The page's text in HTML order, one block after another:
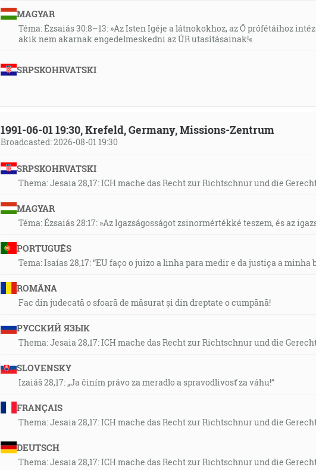
MAGYAR
Téma: Ézsaiás 30:8–13: »Az Isten Igéje a látnokokhoz, az Ő prófétáihoz
akik nem akarnak engedelmeskedni az ÚR utasításainak!«
SRPSKOHRVATSKI
1991-06-01 19:30, Krefeld, Germany, Missions-Zentrum
Broadcasted: 2026-08-01 19:30
SRPSKOHRVATSKI
Thema: Jesaia 28,17: ICH mache das Recht zur Richtschnur und die
MAGYAR
Téma: Ézsaiás 28:17: »Az Igazságosságot zsinormértékké teszem, és az
PORTUGUÊS
Tema: Isaías 28,17: “EU faço o juizo a linha para medir e da justiça a minha
ROMÂNA
Fac din judecată o sfoară de măsurat și din dreptate o cumpănă!
РУССКИЙ ЯЗЫК
Thema: Jesaia 28,17: ICH mache das Recht zur Richtschnur und die
SLOVENSKY
Izaiáš 28,17: „Ja činím právo za meradlo a spravodlivosť za váhu!“
FRANÇAIS
Thema: Jesaia 28,17: ICH mache das Recht zur Richtschnur und die
DEUTSCH
Thema: Jesaia 28,17: ICH mache das Recht zur Richtschnur und die